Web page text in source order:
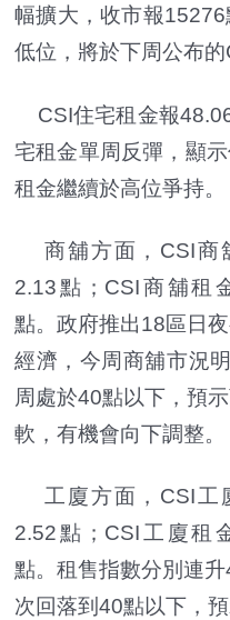
幅擴大，收市報
低位，將於下周公布的
CSI住宅租金報
宅租金單周反彈，顯
租金繼續於高位爭持。
商舖方面，CSI商
2.13點；CSI商舖租
點。政府推出18區日
經濟，今周商舖市況
周處於40點以下，預
軟，有機會向下調整。
工廈方面，CSI工
2.52點；CSI工廈租
點。租售指數分別連
次回落到40點以下，